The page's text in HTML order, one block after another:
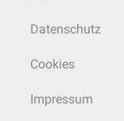
Datenschutz
Cookies
Impressum